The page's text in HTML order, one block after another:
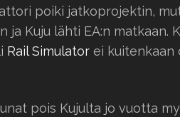
poiki jatkoprojektin,
ja Kuju lähti EA:n matkaan.
Rail Simulator ei kuitenkaan
pois Kujulta jo vuotta